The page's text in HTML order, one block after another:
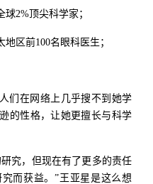
球2%顶尖科学家；
地区前100名眼科医生；
们在网络上几乎搜不到她学
的性格，让她更擅长与科学
究，但现在有了更多的责任
而获益。”王亚星是这么想